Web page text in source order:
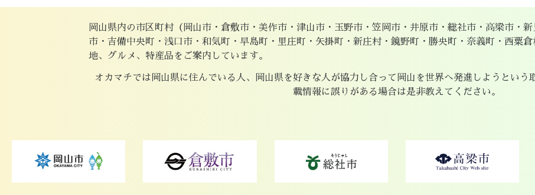
岡山県内の市区町村（岡山市・倉敷市・美作市・津山市・玉野市・笠岡市・井原市・総社市・高梁市・
市・吉備中央町・浅口市・和気町・早島町・里庄町・矢掛町・新庄村・鏡野町・勝央町・奈義町・西粟
地、グルメ、特産品をご案内しています。
オカマチでは岡山県に住んでいる人、岡山県を好きな人が協力し合って岡山を世界へ発進しようという
載情報に誤りがある場合は是非教えてください。